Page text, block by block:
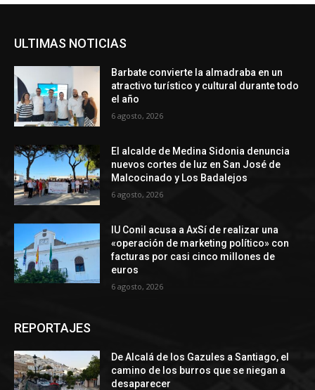
ULTIMAS NOTICIAS
Barbate convierte la almadraba en un
atractivo turístico y cultural durante todo
el año
6 agosto, 2026
El alcalde de Medina Sidonia denuncia
nuevos cortes de luz en San José de
Malcocinado y Los Badalejos
6 agosto, 2026
IU Conil acusa a AxSí de realizar una
«operación de marketing político» con
facturas por casi cinco millones de
euros
6 agosto, 2026
REPORTAJES
De Alcalá de los Gazules a Santiago, el
camino de los burros que se niegan a
desaparecer